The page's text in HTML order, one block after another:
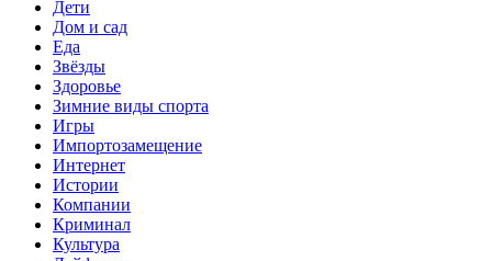
Дети
Дом и сад
Еда
Звёзды
Здоровье
Зимние виды спорта
Игры
Импортозамещение
Интернет
Истории
Компании
Криминал
Культура